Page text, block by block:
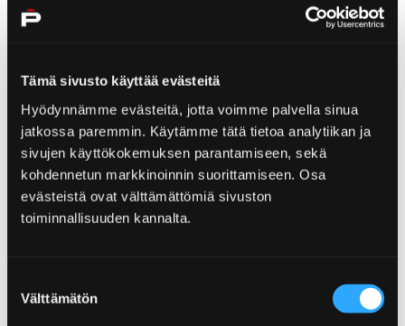
Tämä sivusto käyttää evästeitä
Hyödynnämme evästeitä, jotta voimme palvella sinua
jatkossa paremmin. Käytämme tätä tietoa analytiikan ja
sivujen käyttökokemuksen parantamiseen, sekä
kohdennetun markkinoinnin suorittamiseen. Osa
evästeistä ovat välttämättömiä sivuston
toiminnallisuuden kannalta.
valinta
Välttämätön
Home News
News
Home